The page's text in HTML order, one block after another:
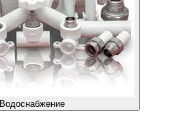
Водоснабжение